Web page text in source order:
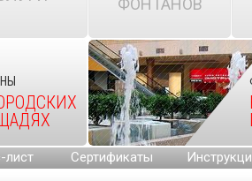
ФОНТАНОВ
лист Сертификаты